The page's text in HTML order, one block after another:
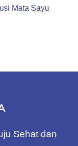
Mata Sayu
Sehat dan